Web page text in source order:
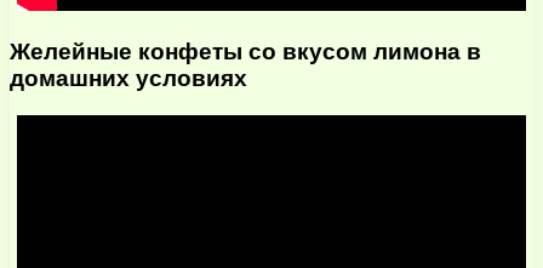
Желейные конфеты со вкусом лимона в
домашних условиях